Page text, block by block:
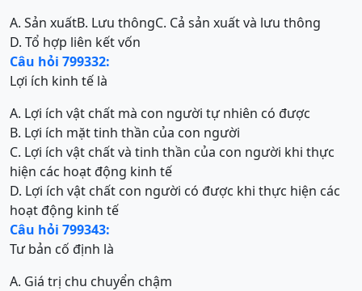
A. Sản xuấtB. Lưu thôngC. Cả sản xuất và lưu thông
D. Tổ hợp liên kết vốn
Câu hỏi 799332:
Lợi ích kinh tế là
A. Lợi ích vật chất mà con người tự nhiên có được
B. Lợi ích mặt tinh thần của con người
C. Lợi ích vật chất và tinh thần của con người khi thực
hiện các hoạt động kinh tế
D. Lợi ích vật chất con người có được khi thực hiện các
hoạt động kinh tế
Câu hỏi 799343:
Tư bản cố định là
A. Giá trị chu chuyển chậm